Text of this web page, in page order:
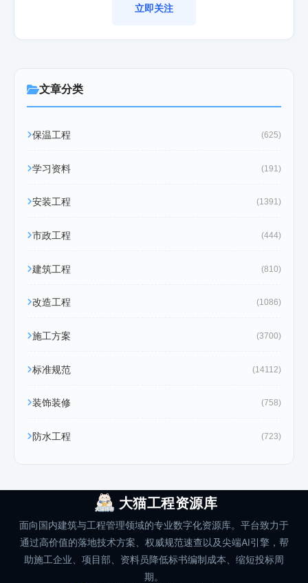
立即关注
文章分类
保温工程 (625)
学习资料 (191)
安装工程 (1391)
市政工程 (444)
建筑工程 (810)
改造工程 (1086)
施工方案 (3700)
标准规范 (14112)
装饰装修 (758)
防水工程 (723)
大猫工程资源库
面向国内建筑与工程管理领域的专业数字化资源库。平台致力于
通过高价值的落地技术方案、权威规范速查以及尖端AI引擎，帮
助施工企业、项目部、资料员降低标书编制成本、缩短投标周
期。